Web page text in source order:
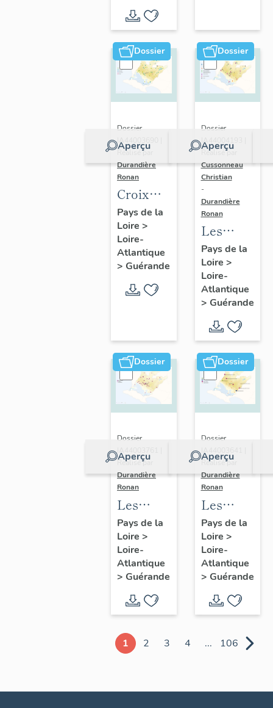
Dossier
Aperçu
Dossier
IA44003690 |
Réalisé par
Durandière
Ronan
Croix
monumentales,
croix de
chemin,
calvaires
oratoires
Pays de la
Loire >
Loire-
Atlantique
> Guérande
Dossier
Aperçu
Dossier
IA44004193 |
Réalisé par
Cussonneau
Christian
-
Durandière
Ronan
Les
moulins
de
Guérande
Pays de la
Loire >
Loire-
Atlantique
> Guérande
Dossier
Aperçu
Dossier
IA44003761 |
Réalisé par
Durandière
Ronan
Les
châteaux
et
manoirs
de
Guérande
Pays de la
Loire >
Loire-
Atlantique
> Guérande
Dossier
Aperçu
Dossier
IA44003641 |
Réalisé par
Durandière
Ronan
Les
blockhaus
de
Guérande
Pays de la
Loire >
Loire-
Atlantique
> Guérande
1 2 3 4 ... 106